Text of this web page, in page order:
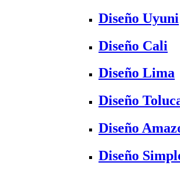
Diseño Uyuni
Diseño Cali
Diseño Lima
Diseño
Diseño
Diseño